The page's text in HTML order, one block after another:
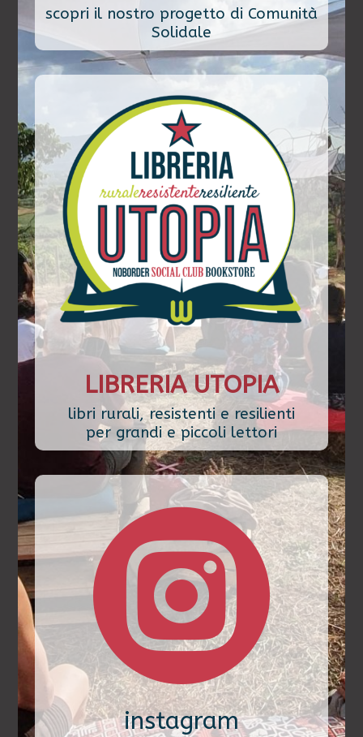
scopri il nostro progetto di Comunità
Solidale
LIBRERIA UTOPIA
libri rurali, resistenti e resilienti
per grandi e piccoli lettori

instagram